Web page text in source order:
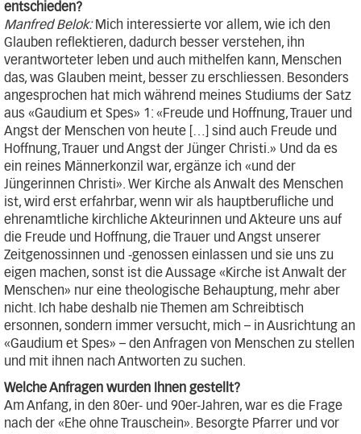
entschieden?
Manfred Belok:Mich interessierte vor allem, wie ich den
Glauben reflektieren, dadurch besser verstehen, ihn
verantworteter leben und auch mithelfen kann, Menschen
das, was Glauben meint, besser zu erschliessen. Besonders
angesprochen hat mich während meines Studiums der Satz
aus «Gaudium et Spes» 1: «Freude und Hoffnung, Trauer und
Angst der Menschen von heute […] sind auch Freude und
Hoffnung, Trauer und Angst der Jünger Christi.» Und da es
ein reines Männerkonzil war, ergänze ich «und der
Jüngerinnen Christi». Wer Kirche als Anwalt des Menschen
ist, wird erst erfahrbar, wenn wir als hauptberufliche und
ehrenamtliche kirchliche Akteurinnen und Akteure uns auf
die Freude und Hoffnung, die Trauer und Angst unserer
Zeitgenossinnen und -genossen einlassen und sie uns zu
eigen machen, sonst ist die Aussage «Kirche ist Anwalt der
Menschen» nur eine theologische Behauptung, mehr aber
nicht. Ich habe deshalb nie Themen am Schreibtisch
ersonnen, sondern immer versucht, mich – in Ausrichtung an
«Gaudium et Spes» – den Anfragen von Menschen zu stellen
und mit ihnen nach Antworten zu suchen.
Welche Anfragen wurden Ihnen gestellt?
Am Anfang, in den 80er- und 90er-Jahren, war es die Frage
nach der «Ehe ohne Trauschein». Besorgte Pfarrer und vor